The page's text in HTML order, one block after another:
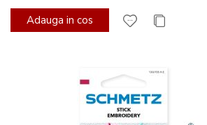
Adauga in cos